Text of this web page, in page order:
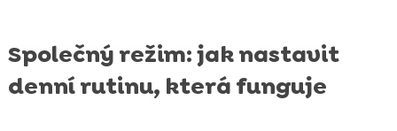
Společný režim: jak nastavit
denní rutinu, která funguje